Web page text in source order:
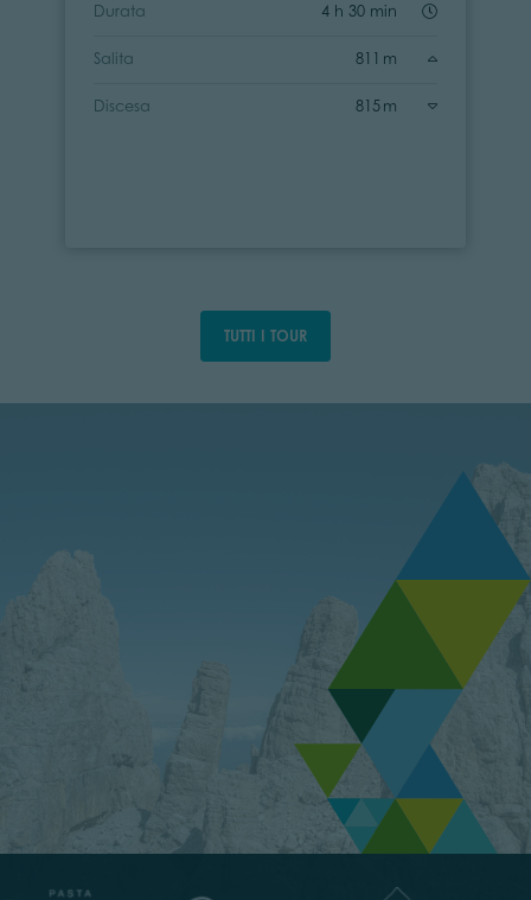
Durata 4 h 30 min
Salita 811 m
Discesa 815 m
TUTTI I TOUR